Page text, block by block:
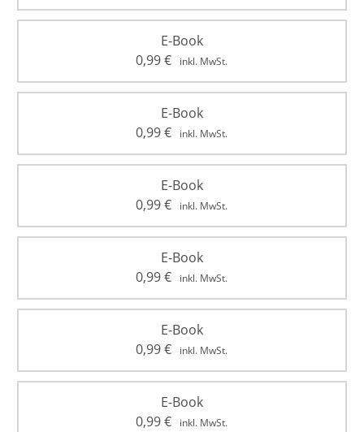
E-Book
0,99€ inkl. MwSt.
E-Book
0,99€ inkl. MwSt.
E-Book
0,99€ inkl. MwSt.
E-Book
0,99€ inkl. MwSt.
E-Book
0,99€ inkl. MwSt.
E-Book
0,99€ inkl. MwSt.